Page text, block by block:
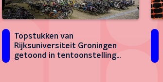
Topstukken van
Rijksuniversiteit Groningen
getoond in tentoonstelling